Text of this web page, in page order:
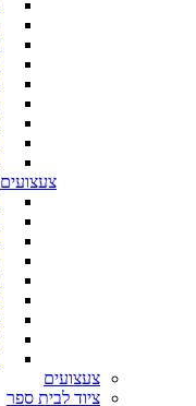
צעצועים
צעצועים
ציוד לבית ספר